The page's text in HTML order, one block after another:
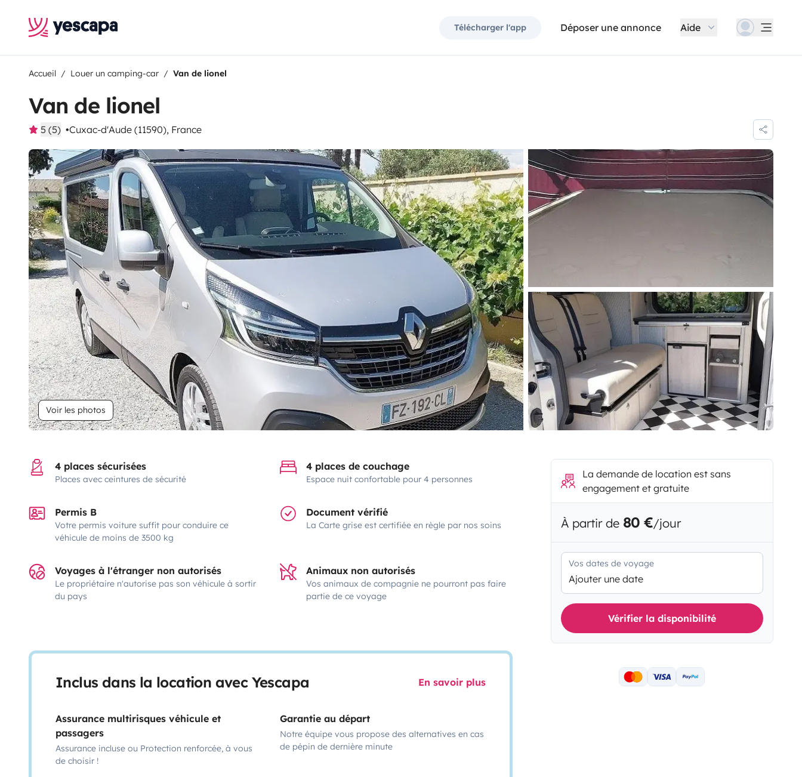
Télécharger l'app Déposer une annonce Aide
Accueil Louer un camping-car Van de lionel
Van de lionel
5 (5) Cuxac-d'Aude (11590), France
Voir les photos
4 places sécurisées
Places avec ceintures de sécurité
4 places de couchage
Espace nuit confortable pour 4 personnes
Permis B
Votre permis voiture suffit pour conduire ce
véhicule de moins de 3500 kg
Document vérifié
La Carte grise est certifiée en règle par nos soins
Voyages à l'étranger non autorisés
Le propriétaire n'autorise pas son véhicule à sortir
du pays
Animaux non autorisés
Vos animaux de compagnie ne pourront pas faire
partie de ce voyage
Inclus dans la location avec Yescapa En savoir plus
Assurance multirisques véhicule et
passagers
Assurance incluse ou Protection renforcée, à vous
de choisir !
Garantie au départ
Notre équipe vous propose des alternatives en cas
de pépin de dernière minute
La demande de location est sans
engagement et gratuite
À partir de 80 €/jour
Vos dates de voyage
Ajouter une date
Vérifier la disponibilité